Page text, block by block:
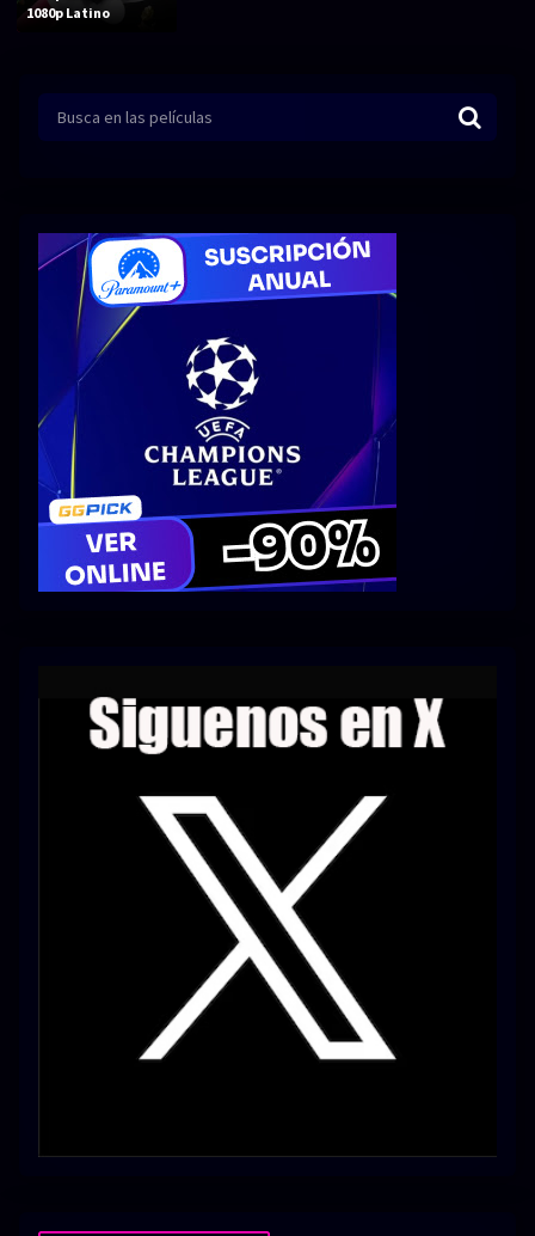
Comedia Crimen
Terror
Fantástico Romance
Bélico Thriller
Biográfico
SERIES
Series 1080p Series 4K HDR
Series 720p 2160p 4K SDR
Series 1080p 60 FPS
1080p Latino